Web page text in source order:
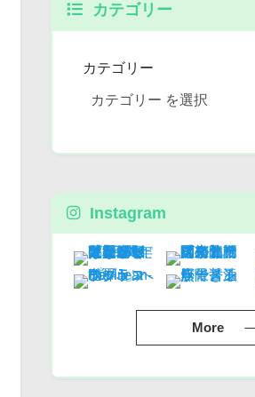
カテゴリー
カテゴリー
Instagram
More